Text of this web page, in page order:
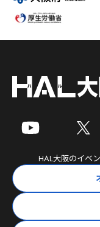
HAL大阪のイベ